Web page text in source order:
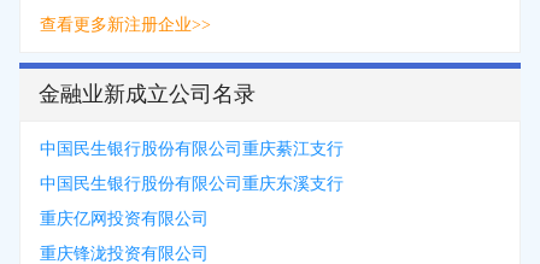
查看更多新注册企业>>
金融业新成立公司名录
中国民生银行股份有限公司重庆綦江支行
中国民生银行股份有限公司重庆东溪支行
重庆亿网投资有限公司
重庆锋泷投资有限公司